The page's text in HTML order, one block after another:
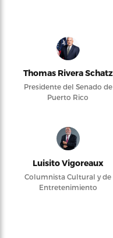
Thomas Rivera Schatz
Presidente del Senado de
Puerto Rico
Luisito Vigoreaux
Columnista Cultural y de
Entretenimiento